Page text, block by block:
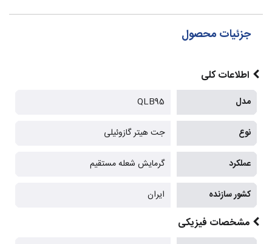
جزئیات محصول
اطلاعات کلی
مدل QLB95
نوع جت هیتر گازوئیلی
عملکرد گرمایش شعله مستقیم
کشور سازنده ایران
مشخصات فیزیکی